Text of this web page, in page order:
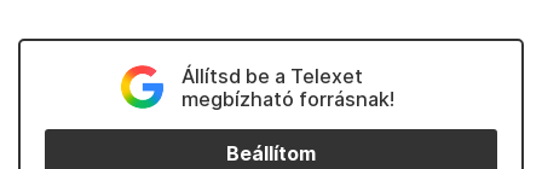
Állítsd be a Telexet
megbízható forrásnak!
Beállítom